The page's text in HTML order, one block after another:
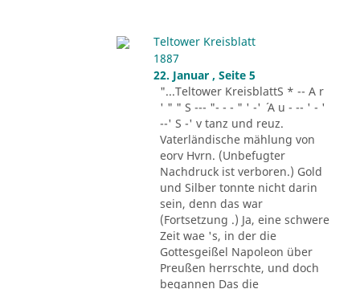
Teltower Kreisblatt
1887
22. Januar , Seite 5
"...Teltower KreisblattS * -- A r
' " " S --- "- - - " ' -' ´ A u - -- ' - '
--' S -' v tanz und reuz.
Vaterländische mählung von
eorv Hvrn. (Unbefugter
Nachdruck ist verboren.) Gold
und Silber tonnte nicht darin
sein, denn das war
(Fortsetzung .) Ja, eine schwere
Zeit wae 's, in der die
Gottesgeißel Napoleon über
Preußen herrschte, und doch
begannen Das die